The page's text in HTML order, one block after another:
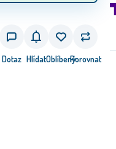
Dotaz HlídatOblíbenýPorovnat